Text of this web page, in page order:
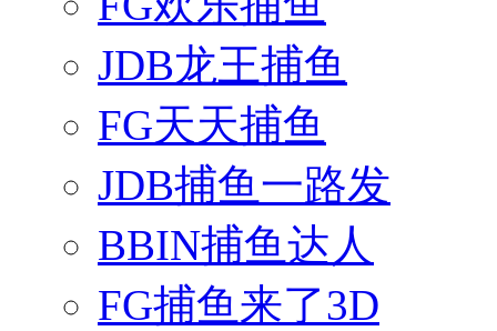
JDB龙王捕鱼
FG天天捕鱼
JDB捕鱼一路发
BBIN捕鱼达人
FG捕鱼来了3D